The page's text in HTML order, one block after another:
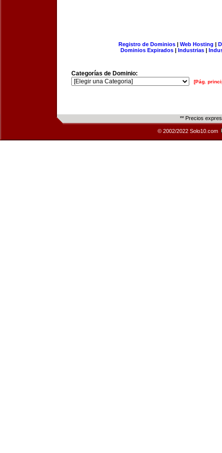
Registro de Dominios| Web Hosting |
Dominios Expirados | Industrias |
Categorías de Dominio:
[Pág.
** Precios
© 2002/2022 Solo10.com